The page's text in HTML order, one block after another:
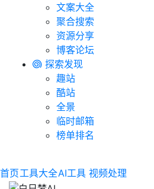
文案大全
聚合搜索
资源分享
博客论坛
探索发现
趣站
酷站
全景
临时邮箱
榜单排名
首页工具大全AI工具 视频处理